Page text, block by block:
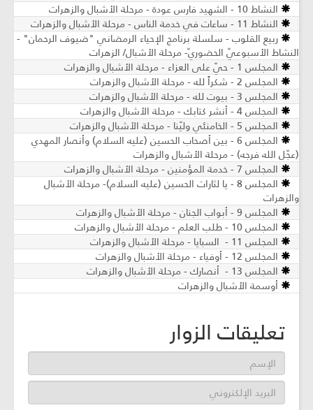
النشاط 10 - الشهيد فارس عودة - مرحلة الأشبال والزهرات
النشاط 11 - ساعات في خدمة الناس - مرحلة الأشبال والزهرات
ربيع القلوب - سلسلة برنامج الإحياء الرمضاني "ضيوف الرحمان" -
النشاط الأسبوعيّ الحضوريّ- مرحلة الأشبال/ الزهرات
المجلس 1 - حيّ على العزاء - مرحلة الأشبال والزهرات
المجلس 2 - شكراً لله - مرحلة الأشبال والزهرات
المجلس 3 - بيوت لله - مرحلة الأشبال والزهرات
المجلس 4 - أنشر كتابك - مرحلة الأشبال والزهرات
المجلس 5 - الخامنئي وليّنا - مرحلة الأشبال والزهرات
المجلس 6 - بين أصحاب الحسين (عليه السلام) وأنصار المهدي
(عجّل الله فرجه) - مرحلة الأشبال والزهرات
المجلس 7 - خدمة المؤمنين - مرحلة الأشبال والزهرات
المجلس 8 - يا لثارات الحسين (عليه السلام)- مرحلة الأشبال
والزهرات
المجلس 9 - أبواب الجنان - مرحلة الأشبال والزهرات
المجلس 10 - طلب العلم - مرحلة الأشبال والزهرات
المجلس 11 - السبايا - مرحلة الأشبال والزهرات
المجلس 12 - أوفياء - مرحلة الأشبال والزهرات
المجلس 13 - أنصارك - مرحلة الأشبال والزهرات
أوسمة الأشبال والزهرات
تعليقات الزوار